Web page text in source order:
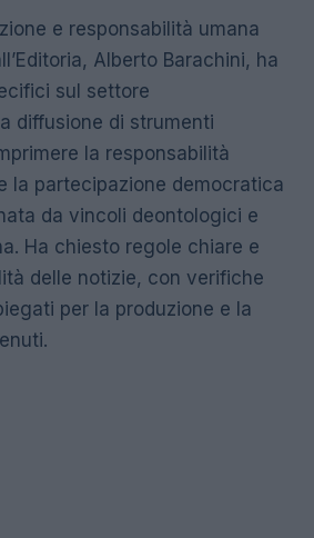
e responsabilità umana
Alberto Barachini, ha
sul settore
diffusione di strumenti
la responsabilità
la partecipazione democratica
da vincoli deontologici e
Ha chiesto regole chiare e
delle notizie, con verifiche
per la produzione e la